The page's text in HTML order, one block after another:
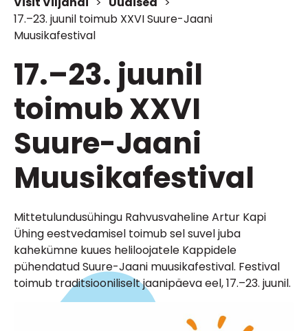
17.–23. juunil toimub XXVI Suure-Jaani
Muusikafestival
17.–23. juunil
toimub XXVI
Suure-Jaani
Muusikafestival
Mittetulundusühingu Rahvusvaheline Artur Kapi
Ühing eestvedamisel toimub sel suvel juba
kahekümne kuues heliloojatele Kappidele
pühendatud Suure-Jaani muusikafestival. Festival
toimub traditsiooniliselt jaanipäeva eel, 17.–23. juunil.